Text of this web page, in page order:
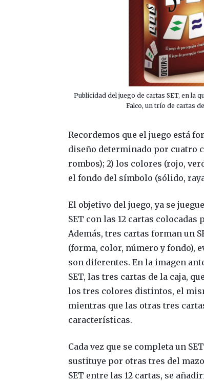
Publicidad del juego de cartas SET, en la
Falco, un trío de cartas
Recordemos que el juego está
diseño determinado por cuatro
rombos); 2) los colores (rojo,
el fondo del símbolo (sólido,
El objetivo del juego, ya se
SET con las 12 cartas
Además, tres cartas forman un
(forma, color, número y fondo),
son diferentes. En la imagen
SET, las tres cartas de la caja,
los tres colores distintos, el
mientras que las otras tres
características.
Cada vez que se completa un
sustituye por otras tres del
SET entre las 12 cartas, se